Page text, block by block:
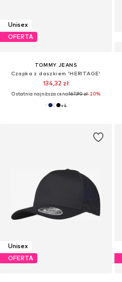
Unisex
OFERTA
TOMMY JEANS
Czapka z daszkiem 'HERITAGE'
134,32 zł
Ostatnia najniższa cena:167,90 zł-20%
+4
Unisex
OFERTA